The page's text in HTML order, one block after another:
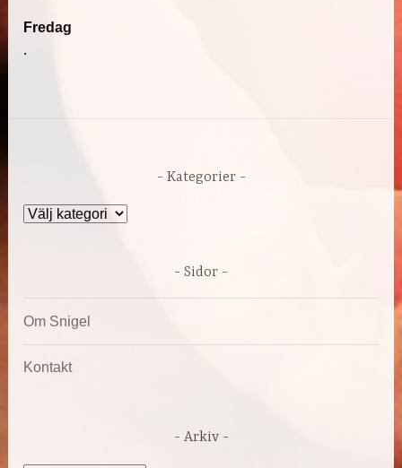
Fredag
.
Kategorier
Kategorier
Sidor
Om Snigel
Kontakt
Arkiv